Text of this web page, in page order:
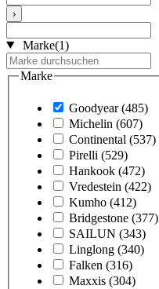
›
Marke(1)
Marke
Goodyear (485)
Michelin (607)
Continental (537)
Pirelli (529)
Hankook (472)
Vredestein (422)
Kumho (412)
Bridgestone (377)
SAILUN (343)
Linglong (340)
Falken (316)
Maxxis (304)